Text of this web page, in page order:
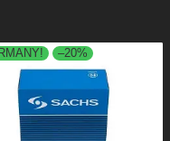
–20%